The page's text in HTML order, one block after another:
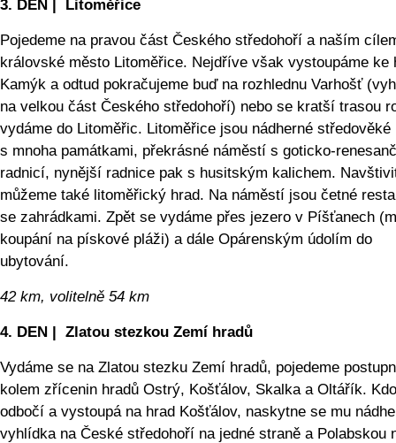
3. DEN | Litoměřice
Pojedeme na pravou část Českého středohoří a naším
královské město Litoměřice. Nejdříve však vystoupáme ke
Kamýk a odtud pokračujeme buď na rozhlednu Varhošť
na velkou část Českého středohoří) nebo se kratší trasou
vydáme do Litoměřic. Litoměřice jsou nádherné středověké
s mnoha památkami, překrásné náměstí s goticko-
radnicí, nynější radnice pak s husitským kalichem.
můžeme také litoměřický hrad. Na náměstí jsou četné
se zahrádkami. Zpět se vydáme přes jezero v Píšťanech
koupání na pískové pláži) a dále Opárenským údolím do
ubytování.
42 km, volitelně 54 km
4. DEN | Zlatou stezkou Zemí hradů
Vydáme se na Zlatou stezku Zemí hradů, pojedeme
kolem zřícenin hradů Ostrý, Košťálov, Skalka a Oltářík.
odbočí a vystoupá na hrad Košťálov, naskytne se mu
vyhlídka na České středohoří na jedné straně a Polabskou